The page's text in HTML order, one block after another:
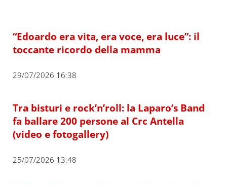
“Edoardo era vita, era voce, era luce”: il
toccante ricordo della mamma
29/07/2026 16:38
Tra bisturi e rock’n’roll: la Laparo’s Band
fa ballare 200 persone al Crc Antella
(video e fotogallery)
25/07/2026 13:48